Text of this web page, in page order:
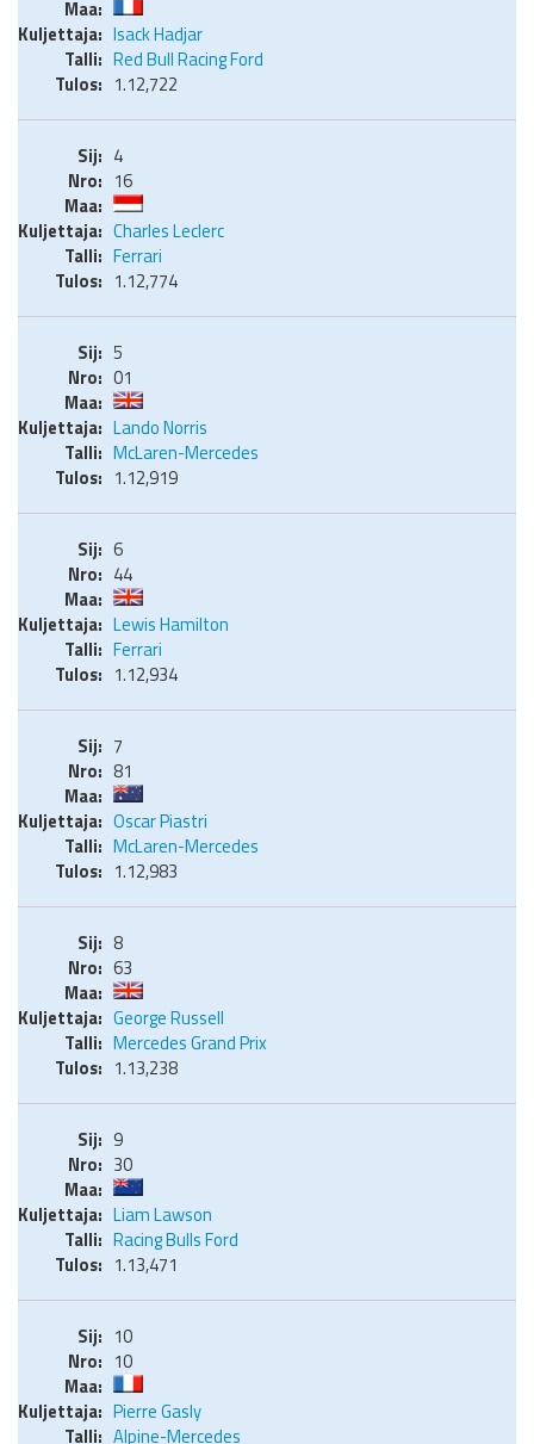
Isack Hadjar
Red Bull Racing Ford
1.12,722
4
16
Charles Leclerc
Ferrari
1.12,774
5
01
Lando Norris
McLaren-Mercedes
1.12,919
6
44
Lewis Hamilton
Ferrari
1.12,934
7
81
Oscar Piastri
McLaren-Mercedes
1.12,983
8
63
George Russell
Mercedes Grand Prix
1.13,238
9
30
Liam Lawson
Racing Bulls Ford
1.13,471
10
10
Pierre Gasly
Alpine-Mercedes